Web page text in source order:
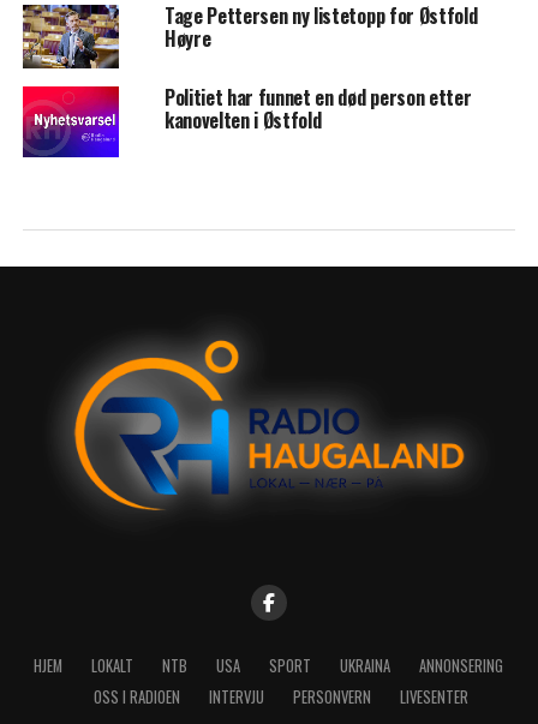
Tage Pettersen ny listetopp for Østfold
Høyre
Politiet har funnet en død person etter
kanovelten i Østfold
HJEM LOKALT NTB USA SPORT UKRAINA
ANNONSERING
OSS I RADIOEN
INTERVJU PERSONVERN LIVESENTER